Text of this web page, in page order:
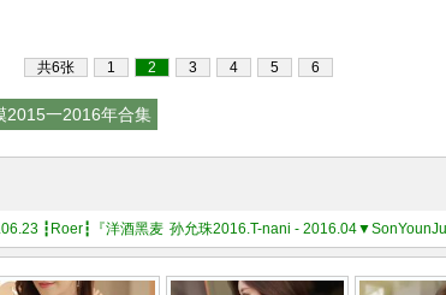
共6张 1 2 3 4 5 6
2015一2016年合集
┇Roer┇『洋酒黑麦色修身紧致网纹衣裙』
孙允珠2016.T-nani -